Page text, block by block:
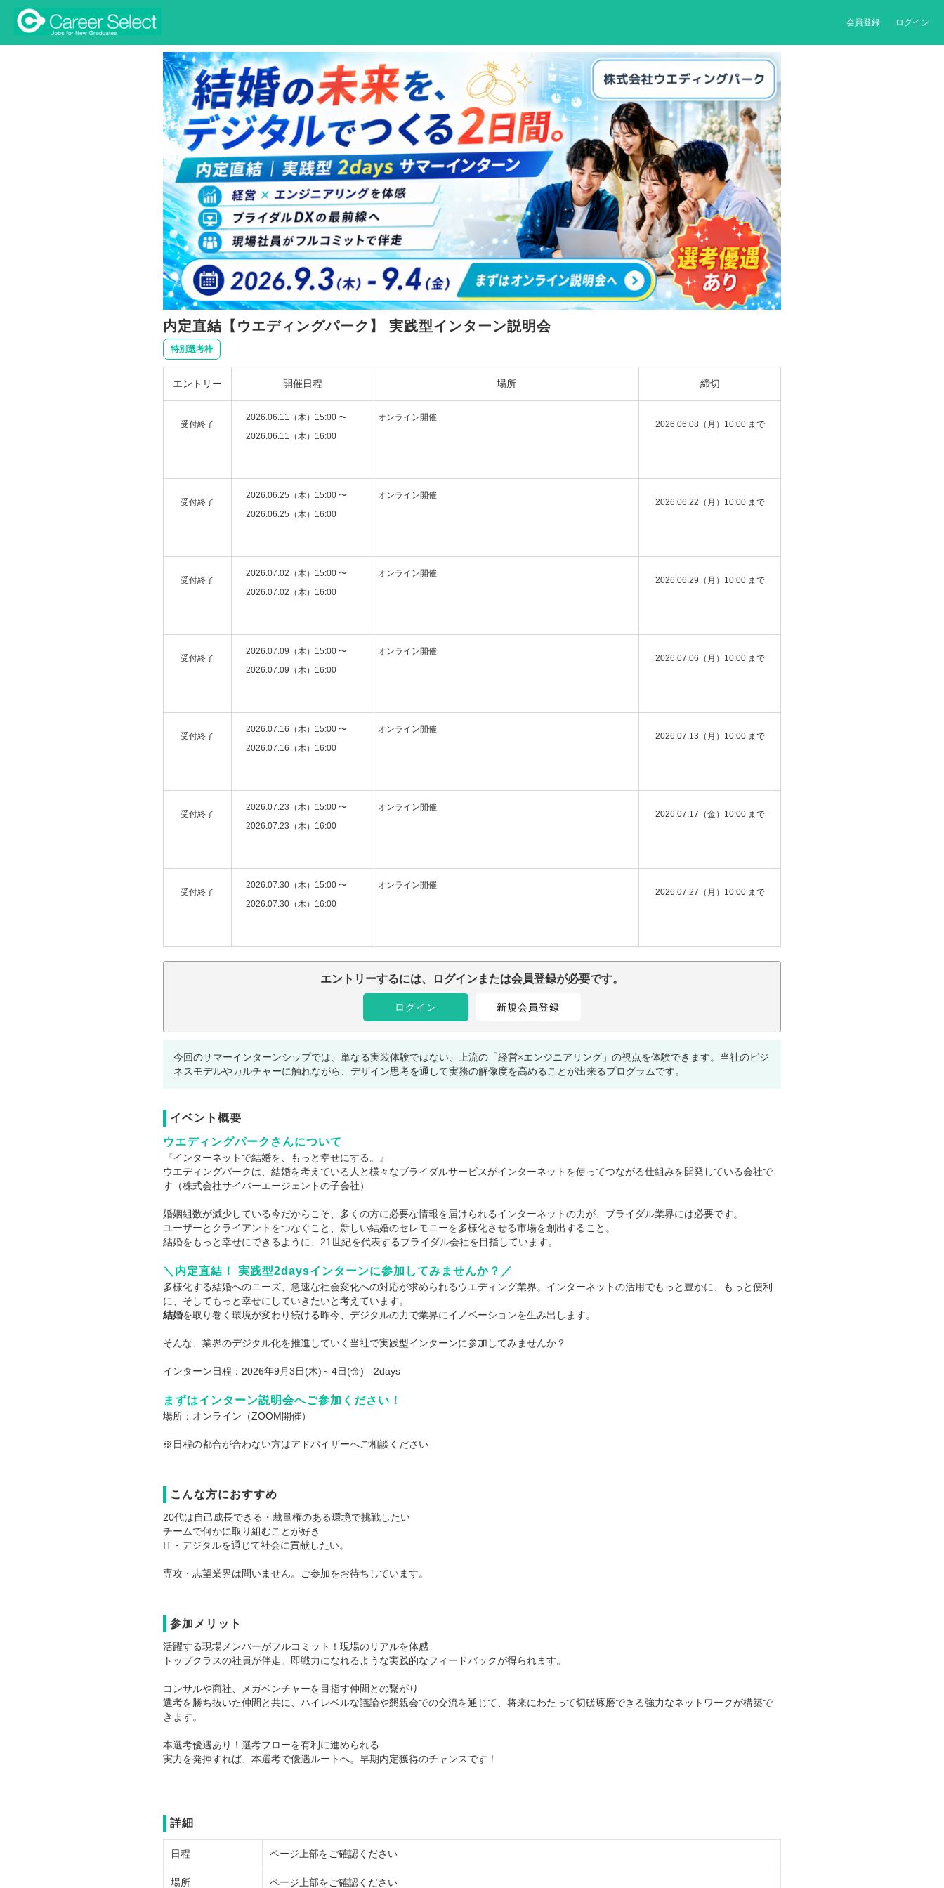
ログイン
会員登録
内定直結【ウエディングパーク】 実践型インターン説明会
特別選考枠
エントリー 開催日程 場所 締切
受付終了
2026.06.11（木）15:00 〜
2026.06.11（木）16:00
オンライン開催
2026.06.08（月）10:00 まで
受付終了
2026.06.25（木）15:00 〜
2026.06.25（木）16:00
オンライン開催
2026.06.22（月）10:00 まで
受付終了
2026.07.02（木）15:00 〜
2026.07.02（木）16:00
オンライン開催
2026.06.29（月）10:00 まで
受付終了
2026.07.09（木）15:00 〜
2026.07.09（木）16:00
オンライン開催
2026.07.06（月）10:00 まで
受付終了
2026.07.16（木）15:00 〜
2026.07.16（木）16:00
オンライン開催
2026.07.13（月）10:00 まで
受付終了
2026.07.23（木）15:00 〜
2026.07.23（木）16:00
オンライン開催
2026.07.17（金）10:00 まで
受付終了
2026.07.30（木）15:00 〜
2026.07.30（木）16:00
オンライン開催
2026.07.27（月）10:00 まで
注意事項：
エントリーするには、ログインまたは会員登録が必要です。
ログイン 新規会員登録
今回のサマーインターンシップでは、単なる実装体験ではない、上流の「経営×エンジニアリング」の視点を体験できます。当社のビジ
ネスモデルやカルチャーに触れながら、デザイン思考を通して実務の解像度を高めることが出来るプログラムです。
イベント概要
ウエディングパークさんについて
『インターネットで結婚を、もっと幸せにする。』
ウエディングパークは、結婚を考えている人と様々なブライダルサービスがインターネットを使ってつながる仕組みを開発している会社で
す（株式会社サイバーエージェントの子会社）
婚姻組数が減少している今だからこそ、多くの方に必要な情報を届けられるインターネットの力が、ブライダル業界には必要です。
ユーザーとクライアントをつなぐこと、新しい結婚のセレモニーを多様化させる市場を創出すること。
結婚をもっと幸せにできるように、21世紀を代表するブライダル会社を目指しています。
＼内定直結！ 実践型2daysインターンに参加してみませんか？／
多様化する結婚へのニーズ、急速な社会変化への対応が求められるウエディング業界。インターネットの活用でもっと豊かに、もっと便利
に、そしてもっと幸せにしていきたいと考えています。
結婚を取り巻く環境が変わり続ける昨今、デジタルの力で業界にイノベーションを生み出します。
そんな、業界のデジタル化を推進していく当社で実践型インターンに参加してみませんか？
インターン日程：2026年9月3日(木)～4日(金) 2days
まずはインターン説明会へご参加ください！
場所：オンライン（ZOOM開催）
※日程の都合が合わない方はアドバイザーへご相談ください
こんな方におすすめ
20代は自己成長できる・裁量権のある環境で挑戦したい
チームで何かに取り組むことが好き
IT・デジタルを通じて社会に貢献したい。
専攻・志望業界は問いません。ご参加をお待ちしています。
参加メリット
活躍する現場メンバーがフルコミット！現場のリアルを体感
トップクラスの社員が伴走。即戦力になれるような実践的なフィードバックが得られます。
コンサルや商社、メガベンチャーを目指す仲間との繋がり
選考を勝ち抜いた仲間と共に、ハイレベルな議論や懇親会での交流を通じて、将来にわたって切磋琢磨できる強力なネットワークが構築で
きます。
本選考優遇あり！選考フローを有利に進められる
実力を発揮すれば、本選考で優遇ルートへ。早期内定獲得のチャンスです！
詳細
日程 ページ上部をご確認ください
場所 ページ上部をご確認ください